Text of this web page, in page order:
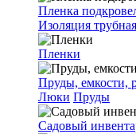
Пленка
Изоляция трубная
Пленки
Пруды, емкости,
Люки Пруды
Садовый